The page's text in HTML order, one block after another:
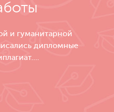
и гуманитарной
дипломные